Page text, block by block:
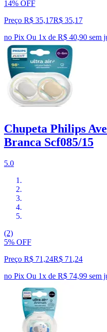
14% OFF
Preço R$ 35,17R$ 35,17
no Pix Ou 1x de R$ 40,90 sem
Chupeta Philips
Branca Scf085/15
5.0
(2)
5% OFF
Preço R$ 71,24R$ 71 ,24
no Pix Ou 1x de R$ 74,99 sem